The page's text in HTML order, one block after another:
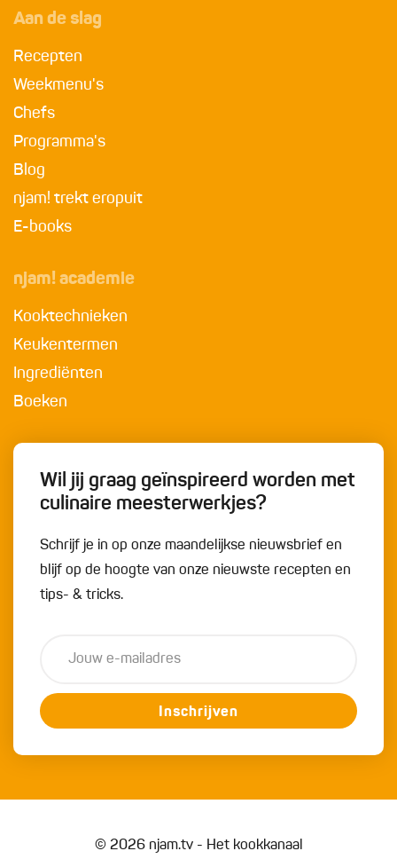
Aan de slag
Recepten
Weekmenu's
Chefs
Programma's
Blog
njam! trekt eropuit
E-books
njam! academie
Kooktechnieken
Keukentermen
Ingrediënten
Boeken
Wil jij graag geïnspireerd worden met
culinaire meesterwerkjes?
Schrijf je in op onze maandelijkse nieuwsbrief en
blijf op de hoogte van onze nieuwste recepten en
tips- & tricks.
Inschrijven
© 2026 njam.tv - Het kookkanaal